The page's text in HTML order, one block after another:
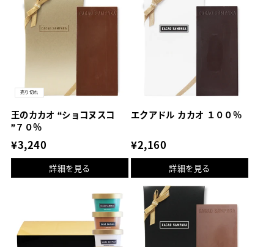
売り切れ
王のカカオ “ショコヌスコ
”７０％
通
常
価
¥3,240
詳細を見る
エクアドル カカオ １００％
通
常
価
¥2,160
詳細を見る